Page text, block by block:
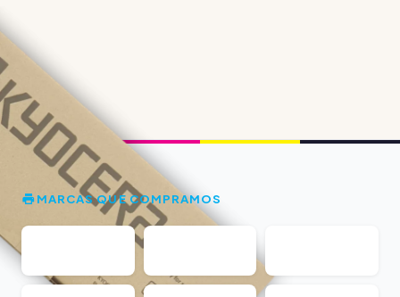
MARCAS QUE COMPRAMOS